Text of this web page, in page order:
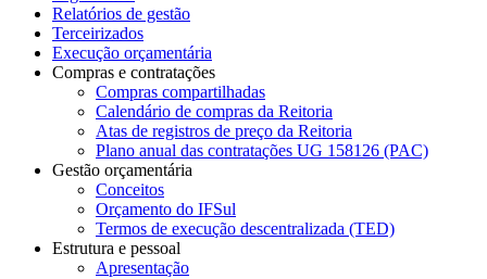
Relatórios de gestão
Terceirizados
Execução orçamentária
Compras e contratações
Compras compartilhadas
Calendário de compras da Reitoria
Atas de registros de preço da Reitoria
Plano anual das contratações UG 158126 (PAC)
Gestão orçamentária
Conceitos
Orçamento do IFSul
Termos de execução descentralizada (TED)
Estrutura e pessoal
Apresentação